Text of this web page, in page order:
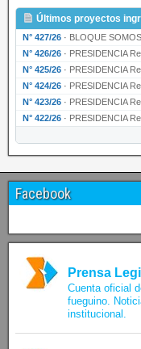
Últimos proyectos
N° 427/26 · BLOQUE SOMOS
N° 426/26 · PRESIDENCIA
N° 425/26 · PRESIDENCIA
N° 424/26 · PRESIDENCIA
N° 423/26 · PRESIDENCIA
N° 422/26 · PRESIDENCIA
Facebook
Prensa
Cuenta oficial
fueguino.
institucional.